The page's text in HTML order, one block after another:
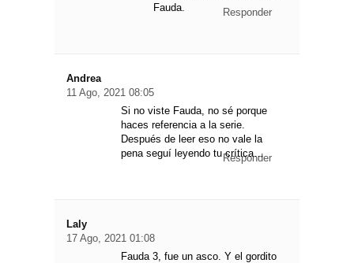
Fauda.
Responder
Andrea
11 Ago, 2021 08:05
Si no viste Fauda, no sé porque
haces referencia a la serie.
Después de leer eso no vale la
pena seguí leyendo tu crítica…
Responder
Laly
17 Ago, 2021 01:08
Fauda 3, fue un asco. Y el gordito